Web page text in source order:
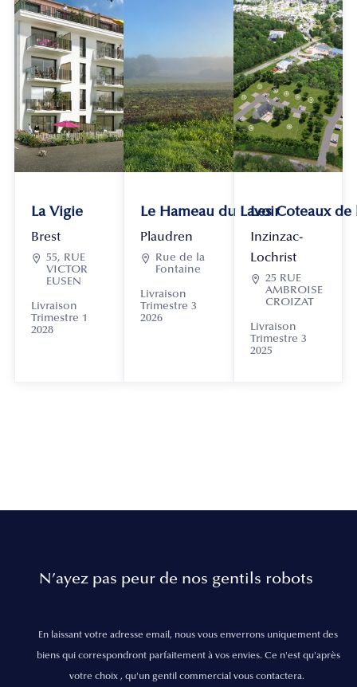
La Vigie
Brest
 55, RUE
VICTOR
EUSEN
Livraison
Trimestre 1
2028
Le Hameau du Lavoir
Plaudren

Rue de la
Fontaine
Livraison
Trimestre 3
2026
Les Coteaux
Inzinzac-
Lochrist
 25 RUE
AMBROISE
CROIZAT
Livraison
Trimestre 3
2025
N’ayez pas peur de nos gentils robots
En laissant votre adresse email, nous vous enverrons uniquement des
biens qui correspondront parfaitement à vos envies. Ce n'est qu'après
votre choix , qu'un gentil commercial vous contactera.